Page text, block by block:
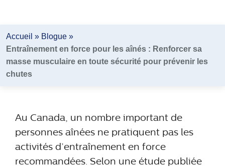
Accueil » Blogue»
Entraînement en force pour les aînés : Renforcer sa
masse musculaire en toute sécurité pour prévenir les
chutes
Au Canada, un nombre important de
personnes aînées ne pratiquent pas les
activités d’entraînement en force
recommandées. Selon une étude publiée